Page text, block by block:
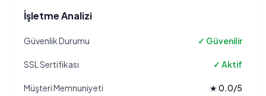
İşletme Analizi
Güvenlik Durumu ✓ Güvenilir
SSL Sertifikası ✓ Aktif
Müşteri Memnuniyeti ★ 0.0/5